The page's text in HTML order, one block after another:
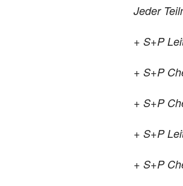
Jeder
+ S+P
+ S+P
+ S+P
+ S+P
+ S+P